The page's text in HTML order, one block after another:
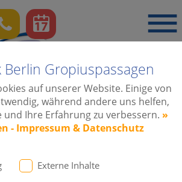
Berlin Gropiuspassagen
auf unserer Website. Einige von
während andere uns helfen,
und Ihre Erfahrung zu verbessern. »
- Impressum & Datenschutz
Externe Inhalte
Kieferorthopädie ·Implantate
Zahnklinik Berlin